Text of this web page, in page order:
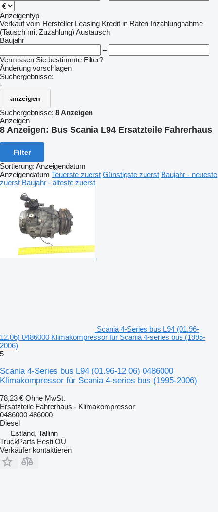
Anzeigentyp
Verkauf vom Hersteller Leasing Kredit in Raten Inzahlungnahme
(Tausch mit Zuzahlung) Austausch
Baujahr
–
Vermissen Sie bestimmte Filter?
Änderung vorschlagen
Suchergebnisse:
-
anzeigen
Suchergebnisse: 8 Anzeigen
Anzeigen
8 Anzeigen: Bus Scania L94 Ersatzteile Fahrerhaus
Filter
Sortierung: Anzeigendatum
Anzeigendatum Teuerste zuerst Günstigste zuerst Baujahr - neueste
zuerst Baujahr - älteste zuerst
Scania 4-Series bus L94 (01.96-
12.06) 0486000 Klimakompressor für Scania 4-series bus (1995-
2006)
5
Scania 4-Series bus L94 (01.96-12.06) 0486000
Klimakompressor für Scania 4-series bus (1995-2006)
78,23 € Ohne MwSt.
Ersatzteile Fahrerhaus - Klimakompressor
0486000 486000
Diesel
Estland, Tallinn
TruckParts Eesti OÜ
Verkäufer kontaktieren